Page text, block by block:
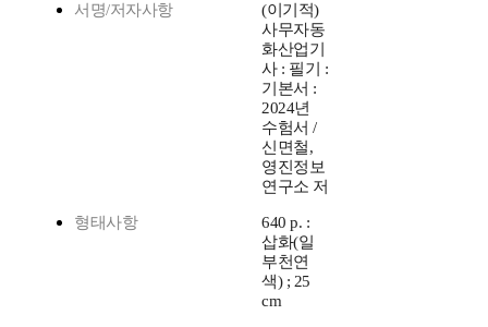
서명/저자사항
(이기적)
사무자동
화산업기
사 : 필기 :
기본서 :
2024년
수험서 /
신면철,
영진정보
연구소 저
형태사항
640 p. :
삽화(일
부천연
색) ; 25
cm